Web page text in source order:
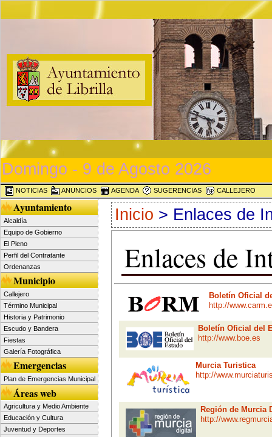
Domingo - 9 de Agosto 2026
NOTICIAS ANUNCIOS AGENDA SUGERENCIAS CALLEJERO
Ayuntamiento
Alcaldía
Equipo de Gobierno
El Pleno
Perfil del Contratante
Ordenanzas
Municipio
Callejero
Término Municipal
Historia y Patrimonio
Escudo y Bandera
Fiestas
Galería Fotográfica
Emergencias
Plan de Emergencias Municipal
Áreas web
Agricultura y Medio Ambiente
Educación y Cultura
Juventud y Deportes
Inicio > Enlaces de
Enlaces de
Boletín Oficial
http://
Boletín Oficial del
http://www.boe.es
Murcia Turistica
http://
Región de Murcia
http://